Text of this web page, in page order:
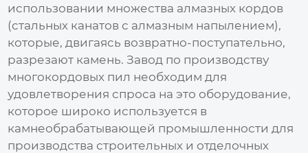
использовании множества алмазных кордов
(стальных канатов с алмазным напылением),
которые, двигаясь возвратно-поступательно,
разрезают камень.Завод по производству
многокордовых пил необходим для
удовлетворения спроса на это оборудование,
которое широко используется в
камнеобрабатывающей промышленности для
производства строительных и отделочных